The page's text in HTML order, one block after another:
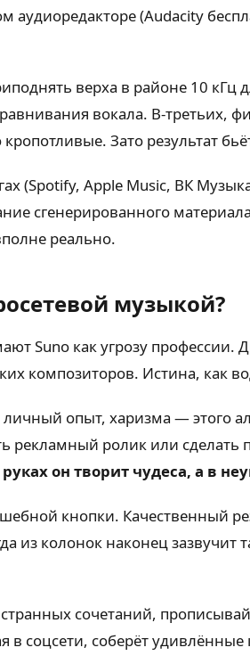
аудиоредакторе (Audacity
верха в районе 10
вокала. В-третьих,
Зато результат
(Spotify, Apple Music, ВК
сгенерированного
реально.
музыкой?
Suno как угрозу профессии.
композиторов. Истина, как
опыт, харизма — этого
рекламный ролик или
он творит чудеса, а в
кнопки. Качественный
из колонок наконец
сочетаний,
соцсети, соберёт